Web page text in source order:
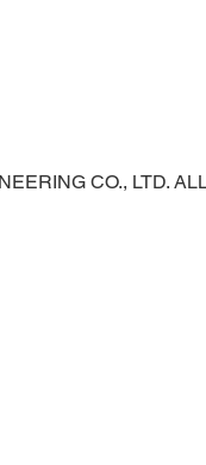
CO., LTD.